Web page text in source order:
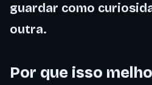
guardar como
outra.
Por que isso